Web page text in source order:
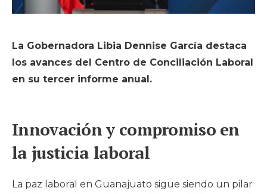
La Gobernadora Libia Dennise García destaca
los avances del Centro de Conciliación Laboral
en su tercer informe anual.
Innovación y compromiso en
la justicia laboral
La paz laboral en Guanajuato sigue siendo un pilar